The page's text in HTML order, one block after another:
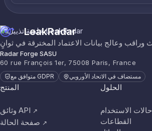
LeakRadar
Radar Forge SASU
60 rue François 1er, 75008 Paris, France
متوافق مع GDPR مستضاف في الاتحاد الأوروبي
المنتج
وثائق API ↗
صفحة الحالة ↗
الحلول
حالات الاستخدام
القطاعات